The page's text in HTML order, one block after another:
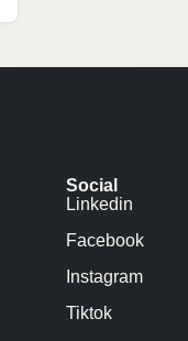
Social
Linkedin
Facebook
Instagram
Tiktok